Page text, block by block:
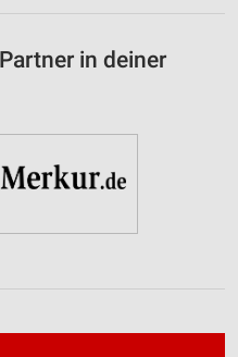
in deiner